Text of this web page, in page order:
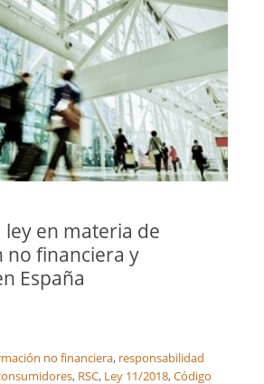
ley en materia de
financiera y
España
no financiera, responsabilidad
, RSC, Ley 11/2018,Código